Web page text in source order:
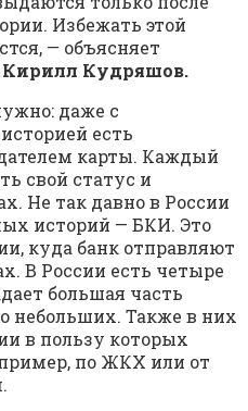
Избежать этой
— объясняет
Кудряшов.
даже с
есть
карты. Каждый
свой статус и
Не так давно в России
историй — БКИ. Это
куда банк отправляют
В России есть четыре
большая часть
небольших. Также в них
в пользу которых
по ЖКХ или от